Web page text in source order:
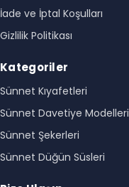
İade ve İptal Koşulları
Gizlilik Politikası
Kategoriler
Sünnet Kıyafetleri
Sünnet Davetiye Modelleri
Sünnet Şekerleri
Sünnet Düğün Süsleri